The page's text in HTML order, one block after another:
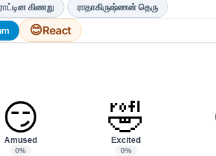
கிணறு ராதாகிருஷ்ணன் தெரு
😊React
😏
Amused
0%
🤣
Excited
0%